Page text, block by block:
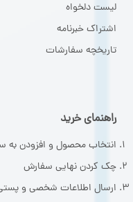
لیست دلخواه
اشتراک خبرنامه
تاریخچه سفارشات
راهنمای خرید
انتخاب محصول و افزودن به
چک کردن نهایی سفارش
ارسال اطلاعات شخصی و